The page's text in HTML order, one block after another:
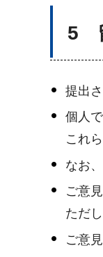
5
提出
個人
これ
なお
ご意
ただ
ご意